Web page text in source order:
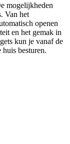
mogelijkheden
Van het
openen
en het gemak in
kun je vanaf de
huis besturen.